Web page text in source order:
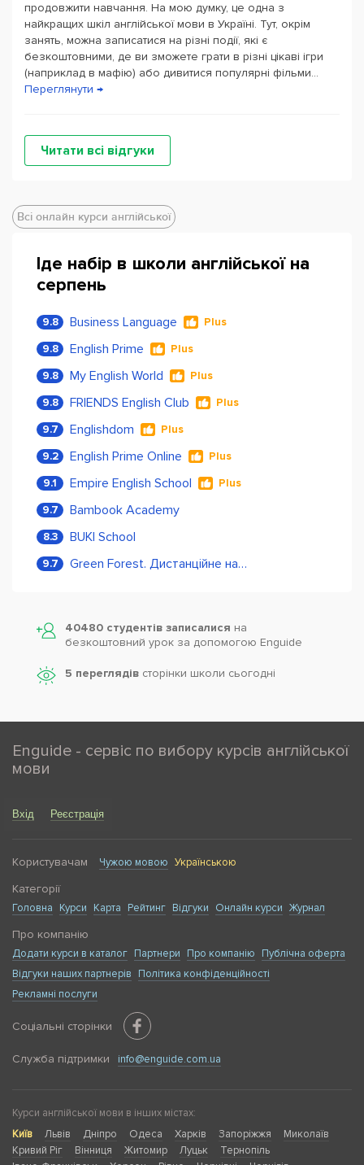
продовжити навчання. На мою думку, це одна з
найкращих шкіл англійської мови в Україні. Тут, окрім
занять, можна записатися на різні події, які є
безкоштовними, де ви зможете грати в різні цікаві ігри
(наприклад в мафію) або дивитися популярні фільми...
Переглянути →
Читати всі відгуки
Всі онлайн курси англійської
Іде набір в школи англійської на
серпень
9.8 Business Language Plus
9.8 English Prime Plus
9.8 My English World Plus
9.8 FRIENDS English Club Plus
9.7 Englishdom Plus
9.2 English Prime Online Plus
9.1 Empire English School Plus
9.7 Bambook Academy
8.3 BUKI School
9.7 Green Forest. Дистанційне навчання
40480 студентів записалися на
безкоштовний урок за допомогою Enguide
5 переглядів сторінки школи cьогодні
Enguide - сервіс по вибору курсів англійської
мови
Вхід Реєстрація
Користувачам Чужою мовою Українською
Категорії
Головна Курси Карта Рейтинг Відгуки Онлайн курси Журнал
Про компанію
Додати курси в каталог Партнери Про компанію
Публічна оферта
Відгуки наших партнерів
Політика конфіденційності
Рекламні послуги
Соціальні сторінки
Служба підтримки info@enguide.com.ua
Курси англійської мови в інших містах:
Київ
Львів Дніпро Одеса Харків Запоріжжя
Миколаїв
Кривий Ріг
Вінниця Житомир Луцьк
Тернопіль